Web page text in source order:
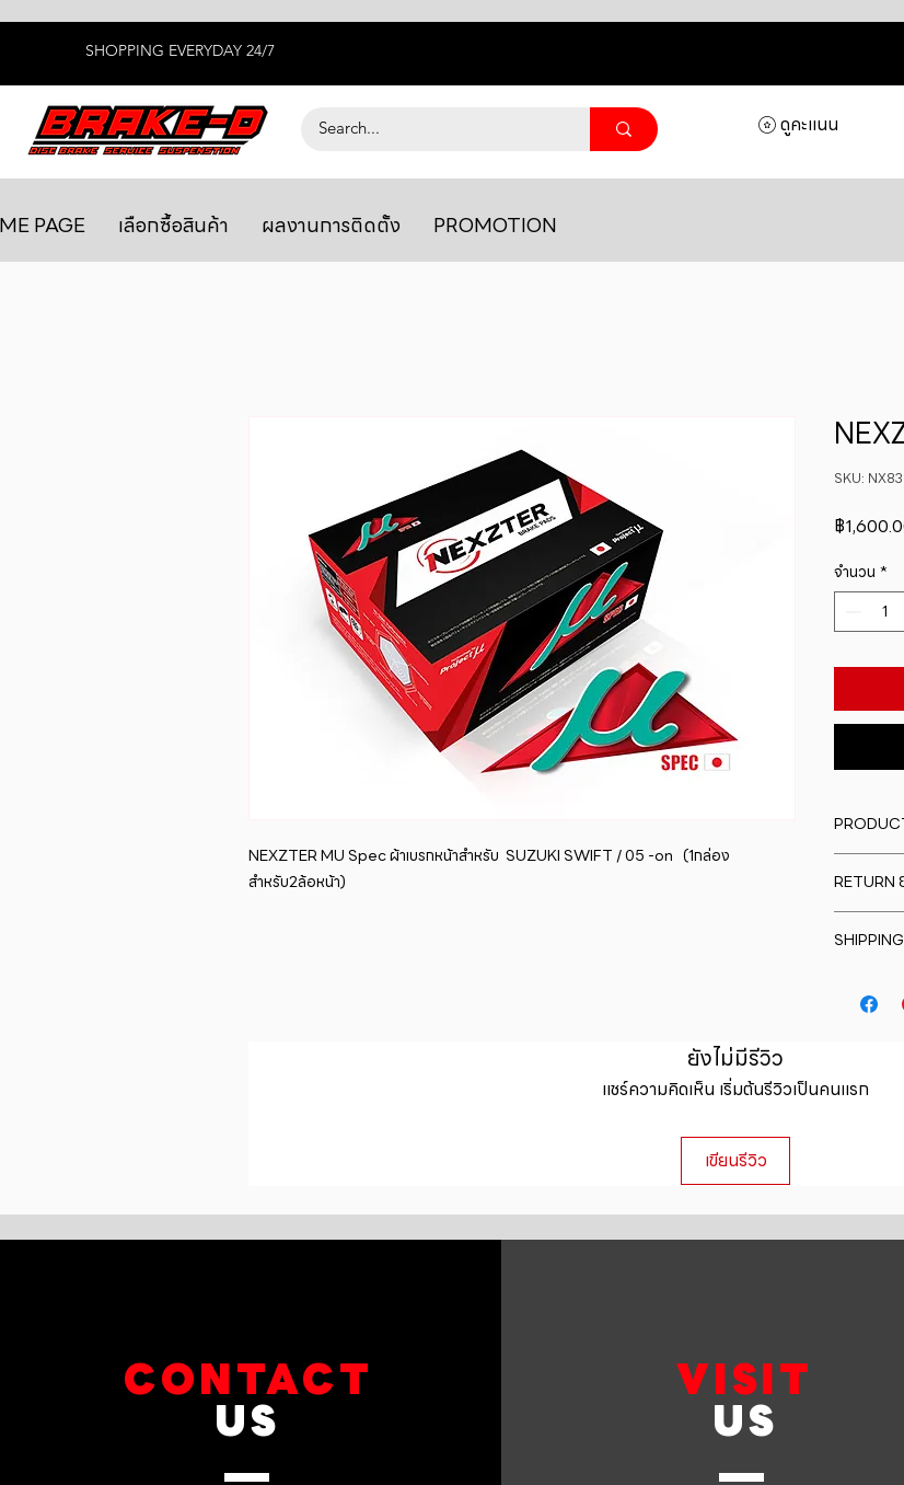
SHOPPING EVERYDAY 24/7
ดูคะแนน
PAGE เลือกซื้อสินค้า ผลงานการติดตั้ง PROMOTION
NEXZTER MU Spec ผ้าเบรกหน้าสำหรับ  SUZUKI SWIFT / 05 -on   (1กล่อง
สำหรับ2ล้อหน้า)
SKU:
฿
จำนวน *
material,
great
RETURN
to let
way to
can buy
ยังไม่มีรีวิว
แชร์ความคิดเห็น เริ่มต้นรีวิวเป็นคนแรก
เขียนรีวิว
CONTACT
US
VISIT
US